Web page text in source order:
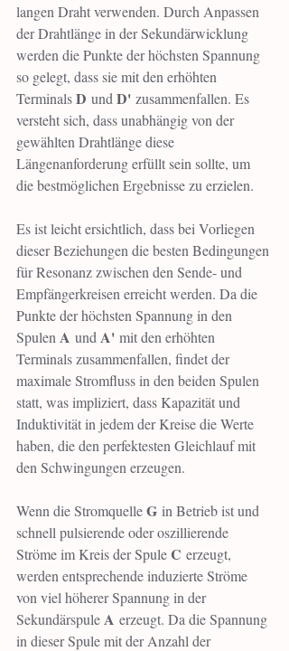
langen Draht verwenden. Durch Anpassen
der Drahtlänge in der Sekundärwicklung
werden die Punkte der höchsten Spannung
so gelegt, dass sie mit den erhöhten
Terminals D und D' zusammenfallen. Es
versteht sich, dass unabhängig von der
gewählten Drahtlänge diese
Längenanforderung erfüllt sein sollte, um
die bestmöglichen Ergebnisse zu erzielen.
Es ist leicht ersichtlich, dass bei Vorliegen
dieser Beziehungen die besten Bedingungen
für Resonanz zwischen den Sende- und
Empfängerkreisen erreicht werden. Da die
Punkte der höchsten Spannung in den
Spulen A und A' mit den erhöhten
Terminals zusammenfallen, findet der
maximale Stromfluss in den beiden Spulen
statt, was impliziert, dass Kapazität und
Induktivität in jedem der Kreise die Werte
haben, die den perfektesten Gleichlauf mit
den Schwingungen erzeugen.
Wenn die Stromquelle G in Betrieb ist und
schnell pulsierende oder oszillierende
Ströme im Kreis der Spule C erzeugt,
werden entsprechende induzierte Ströme
von viel höherer Spannung in der
Sekundärspule A erzeugt. Da die Spannung
in dieser Spule mit der Anzahl der